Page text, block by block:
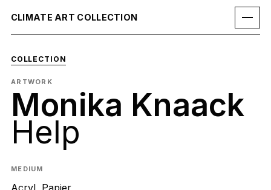
CLIMATE ART COLLECTION
COLLECTION
ARTWORK
Monika Knaack
Help
MEDIUM